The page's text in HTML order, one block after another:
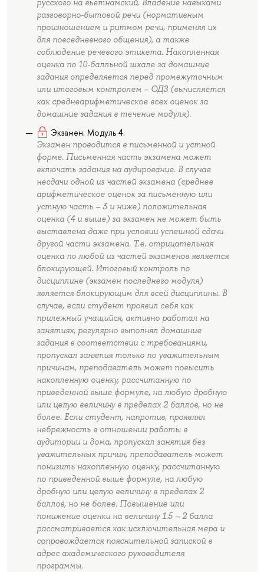
русского на вьетнамский. Владение навыками
разговорно-бытовой речи (нормативным
произношением и ритмом речи, применяя их
для повседневного общения), а также
соблюдение речевого этикета. Накопленная
оценка по 10-балльной шкале за домашние
задания определяется перед промежуточным
или итоговым контролем – ОДЗ (вычисляется
как среднеарифметическое всех оценок за
домашние задания в течение модуля).
Экзамен. Модуль 4.
Экзамен проводится в письменной и устной
форме. Письменная часть экзамена может
включать задания на аудирование. В случае
несдачи одной из частей экзамена (среднее
арифметическое оценок за письменную или
устную часть – 3 и ниже) положительная
оценка (4 и выше) за экзамен не может быть
выставлена даже при условии успешной сдачи
другой части экзамена. Т.е. отрицательная
оценка по любой из частей экзаменов является
блокирующей. Итоговый контроль по
дисциплине (экзамен последнего модуля)
является блокирующим для всей дисциплины. В
случае, если студент проявил себя как
прилежный учащийся, активно работал на
занятиях, регулярно выполнял домашние
задания в соответствии с требованиями,
пропускал занятия только по уважительным
причинам, преподаватель может повысить
накопленную оценку, рассчитанную по
приведенной выше формуле, на любую дробную
или целую величину в пределах 2 баллов, но не
более. Если студент, напротив, проявлял
небрежность в отношении работы в
аудитории и дома, пропускал занятия без
уважительных причин, преподаватель может
понизить накопленную оценку, рассчитанную
по приведенной выше формуле, на любую
дробную или целую величину в пределах 2
баллов, но не более. Повышение или
понижение оценки на величину 1.5 – 2 балла
рассматривается как исключительная мера и
сопровождается пояснительной запиской в
адрес академического руководителя
программы.